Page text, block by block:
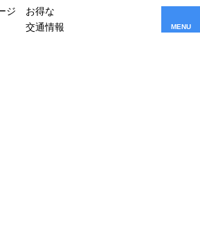
ジ
お得な
交通情報
MENU